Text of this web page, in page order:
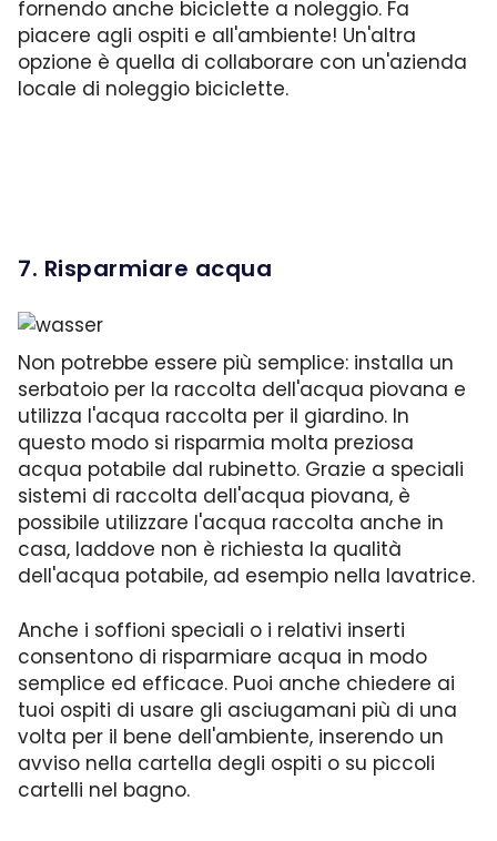
fornendo anche biciclette a noleggio. Fa
piacere agli ospiti e all'ambiente! Un'altra
opzione è quella di collaborare con un'azienda
locale di noleggio biciclette.
7. Risparmiare acqua
Non potrebbe essere più semplice: installa un
serbatoio per la raccolta dell'acqua piovana e
utilizza l'acqua raccolta per il giardino. In
questo modo si risparmia molta preziosa
acqua potabile dal rubinetto. Grazie a speciali
sistemi di raccolta dell'acqua piovana, è
possibile utilizzare l'acqua raccolta anche in
casa, laddove non è richiesta la qualità
dell'acqua potabile, ad esempio nella lavatrice.
Anche i soffioni speciali o i relativi inserti
consentono di risparmiare acqua in modo
semplice ed efficace. Puoi anche chiedere ai
tuoi ospiti di usare gli asciugamani più di una
volta per il bene dell'ambiente, inserendo un
avviso nella cartella degli ospiti o su piccoli
cartelli nel bagno.